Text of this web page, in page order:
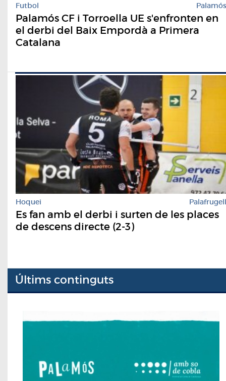
Futbol Palamós
Palamós CF i Torroella UE s'enfronten en
el derbi del Baix Empordà a Primera
Catalana
Hoquei Palafrugell
Es fan amb el derbi i surten de les places
de descens directe (2-3)
Últims continguts